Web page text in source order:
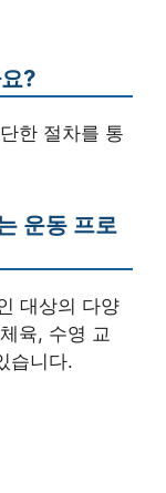
?
한 절차를 통
운동 프로
대상의 다양
육, 수영 교
습니다.